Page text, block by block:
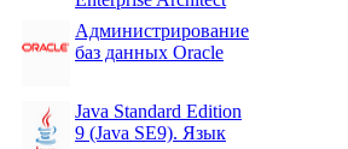
Администрирование
баз данных Oracle
Java Standard Edition
9 (Java SE9). Язык